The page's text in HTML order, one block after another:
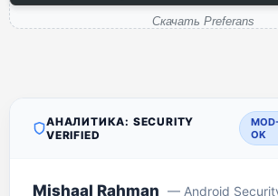
Скачать Preferans
АНАЛИТИКА: SECURITY
VERIFIED
OK
Mishaal Rahman — Android